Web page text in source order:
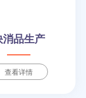
消品生产
查看详情